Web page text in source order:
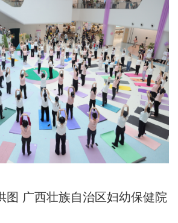
图 广西壮族自治区妇幼保健院